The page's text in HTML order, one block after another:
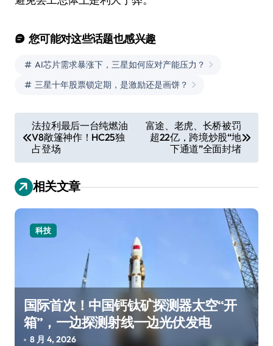
您可能对这些话题也感兴趣
AI芯片需求暴涨下，三星如何应对产能压力？
三星十年股票锁定期，是激励还是画饼？
章
导
航
法拉利最后一台纯燃油
V8敞篷神作！HC25独
占登场
富途、老虎、长桥被罚
超22亿，跨境炒股“地
下通道”全面封堵
相关文章
科技
国际首次！中国钙钛矿探测器太空“开
箱”，一边探测射线一边光伏发电
8 月 4, 2026